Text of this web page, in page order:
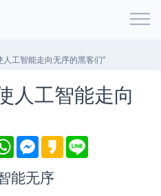
人工智能走向无序的黑客们”
人工智能走向
W
h
t
s
M
e
s
e
K
a
能无序